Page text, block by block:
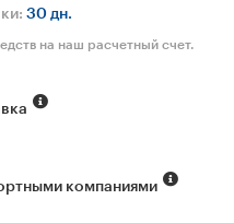
30 дн.
на наш расчетный счет.
компаниями